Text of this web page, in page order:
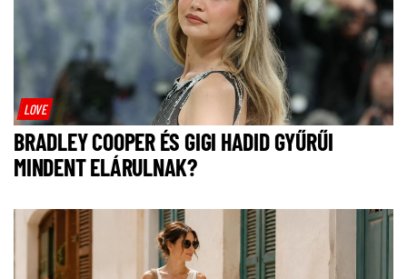
LOVE
BRADLEY COOPER ÉS GIGI HADID GYŰRŰI
MINDENT ELÁRULNAK?